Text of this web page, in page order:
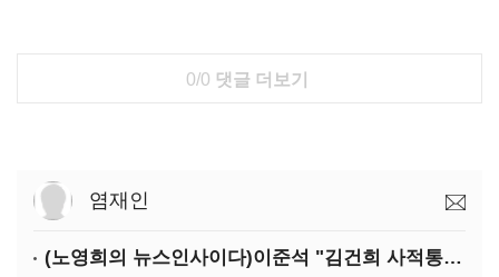
0/0 댓글 더보기
염재인
(노영희의 뉴스인사이다)이준석 "김건희 사적통화, '김지은 2차 가해' 성립 안 돼"